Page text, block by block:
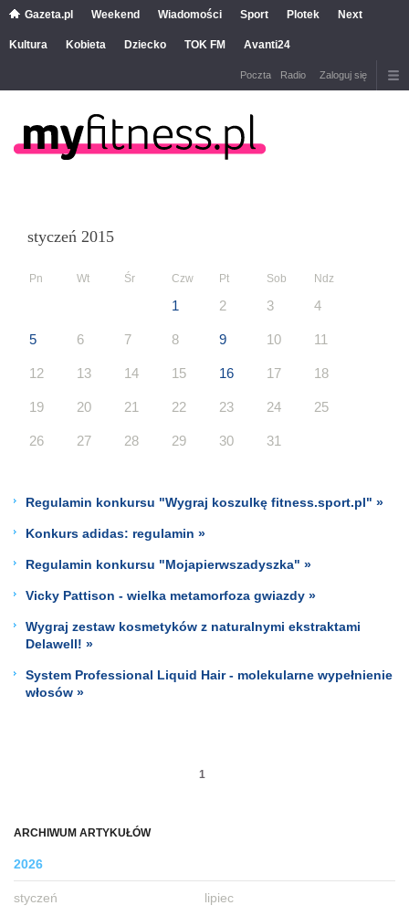
Gazeta.pl Weekend Wiadomości Sport Plotek Next
Kultura Kobieta Dziecko TOK FM Avanti24
Poczta Radio Zaloguj się
ARCHIWUM ARTYKUŁÓW
2026
styczeń
lipiec
styczeń 2015
Pn Wt Śr Czw Pt Sob Ndz
1 2 3 4
5 6 7 8 9 10 11
12 13 14 15 16 17 18
19 20 21 22 23 24 25
26 27 28 29 30 31
Regulamin konkursu "Wygraj koszulkę fitness.sport.pl" »
Konkurs adidas: regulamin »
Regulamin konkursu "Mojapierwszadyszka" »
Vicky Pattison - wielka metamorfoza gwiazdy »
Wygraj zestaw kosmetyków z naturalnymi ekstraktami
Delawell! »
System Professional Liquid Hair - molekularne wypełnienie
włosów »
1